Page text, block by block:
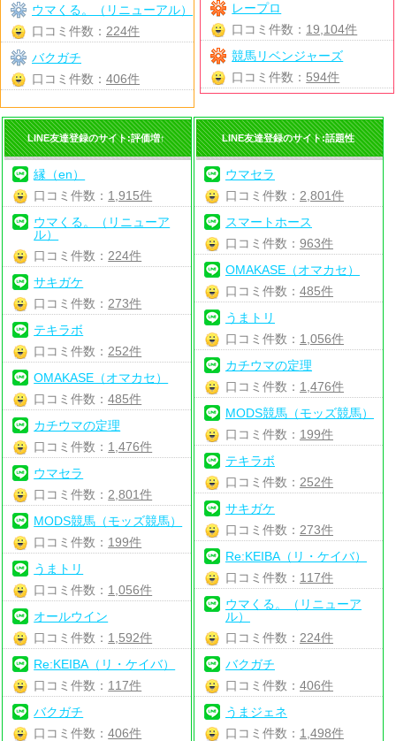
レープロ
口コミ件数： 19,104件
競馬リベンジャーズ
口コミ件数： 594件
ウマくる。（リニューアル）
口コミ件数： 224件
バクガチ
口コミ件数： 406件
LINE友達登録のサイト:評価増↑
縁（en）
口コミ件数： 1,915件
ウマくる。（リニューア
ル）
口コミ件数： 224件
サキガケ
口コミ件数： 273件
テキラボ
口コミ件数： 252件
OMAKASE（オマカセ）
口コミ件数：485件
カチウマの定理
口コミ件数： 1,476件
ウマセラ
口コミ件数： 2,801件
MODS競馬（モッズ競馬）
口コミ件数： 199件
うまトリ
口コミ件数： 1,056件
オールウイン
口コミ件数： 1,592件
Re:KEIBA（リ・ケイバ）
口コミ件数： 117件
バクガチ
口コミ件数：406件
LINE友達登録のサイト:話題性
ウマセラ
口コミ件数： 2,801件
スマートホース
口コミ件数： 963件
OMAKASE（オマカセ）
口コミ件数： 485件
うまトリ
口コミ件数： 1,056件
カチウマの定理
口コミ件数： 1,476件
MODS競馬（モッズ競馬）
口コミ件数： 199件
テキラボ
口コミ件数： 252件
サキガケ
口コミ件数： 273件
Re:KEIBA（リ・ケイバ）
口コミ件数： 117件
ウマくる。（リニューア
ル）
口コミ件数： 224件
バクガチ
口コミ件数： 406件
うまジェネ
口コミ件数： 1,498件